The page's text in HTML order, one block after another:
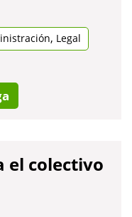
, Legal
el colectivo